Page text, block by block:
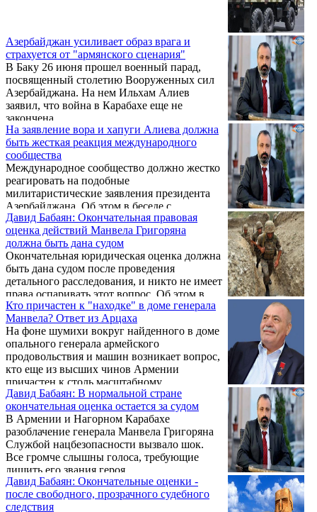
Карабаху – придет день, возможно и Серж
Саргсян отправится спецпосланником по
вопросу Карабаха. Кто знает? ...
Азербайджан усиливает образ врага и
страхуется от "армянского сценария"
В Баку 26 июня прошел военный парад,
посвященный столетию Вооруженных сил
Азербайджана. На нем Ильхам Алиев
заявил, что война в Карабахе еще не
закончена.
На заявление вора и хапуги Алиева должна
быть жесткая реакция международного
сообщества
Международное сообщество должно жестко
реагировать на подобные
милитаристические заявления президента
Азербайджана. Об этом в беседе с
корреспондентом Новости Армении –
NEWS.am заявил пресс-секретарь
президента НКР Давид Бабаян,
комментируя заявление Ильхама Алиева о
том, что Азербайджан готов уничтожить
все военные и стратегические объекты
Армении на территории Арцаха.
Давид Бабаян: Окончательная правовая
оценка действий Манвела Григоряна
должна быть дана судом
Окончательная юридическая оценка должна
быть дана судом после проведения
детального расследования, и никто не имеет
права оспаривать этот вопрос. Об этом в
беседе с корреспондентом «Арцахпресс»
сообщил пресс-секретарь президента
Республики Арцах Давид Бабаян, говоря о
недавнем скандальном инциденте с Героем
Арцаха Манвелом Григоряном.
Кто причастен к "находке" в доме генерала
Манвела? Ответ из Арцаха
На фоне шумихи вокруг найденного в доме
опального генерала армейского
продовольствия и машин возникает вопрос,
кто еще из высших чинов Армении
причастен к столь масштабному
присвоению.
Давид Бабаян: В нормальной стране
окончательная оценка остается за судом
В Армении и Нагорном Карабахе
разоблачение генерала Манвела Григоряна
Службой нацбезопасности вызвало шок.
Все громче слышны голоса, требующие
лишить его звания героя.
Давид Бабаян: Окончательные оценки -
после свободного, прозрачного судебного
следствия